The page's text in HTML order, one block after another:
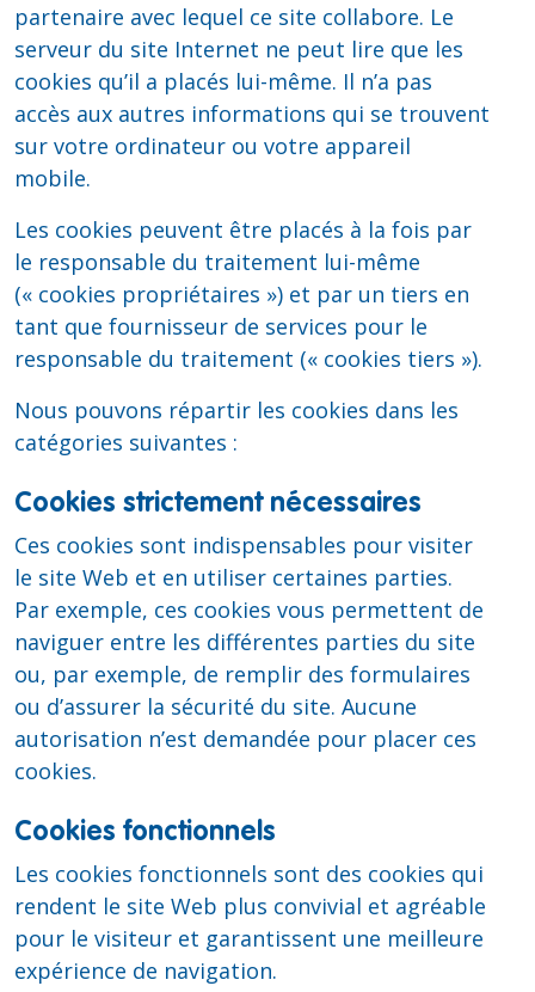
partenaire avec lequel ce site collabore. Le
serveur du site Internet ne peut lire que les
cookies qu’il a placés lui-même. Il n’a pas
accès aux autres informations qui se trouvent
sur votre ordinateur ou votre appareil
mobile.
Les cookies peuvent être placés à la fois par
le responsable du traitement lui-même
(« cookies propriétaires ») et par un tiers en
tant que fournisseur de services pour le
responsable du traitement (« cookies tiers »).
Nous pouvons répartir les cookies dans les
catégories suivantes :
Cookies strictement nécessaires
Ces cookies sont indispensables pour visiter
le site Web et en utiliser certaines parties.
Par exemple, ces cookies vous permettent de
naviguer entre les différentes parties du site
ou, par exemple, de remplir des formulaires
ou d’assurer la sécurité du site. Aucune
autorisation n’est demandée pour placer ces
cookies.
Cookies fonctionnels
Les cookies fonctionnels sont des cookies qui
rendent le site Web plus convivial et agréable
pour le visiteur et garantissent une meilleure
expérience de navigation.